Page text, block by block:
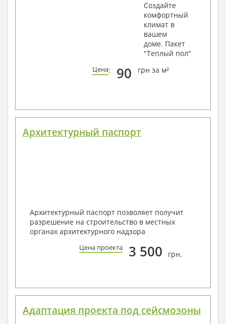
Создайте
комфортный
климат в
вашем
доме. Пакет
"Теплый пол"
Цена: 90 грн за м²
Архитектурный паспорт
Архитектурный паспорт позволяет получит
разрешение на строительство в местных
органах архитектурного надзора
Цена проекта 3 500 грн.
Адаптация проекта под сейсмозоны